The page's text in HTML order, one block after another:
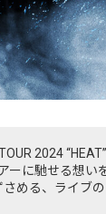
2024
ーに馳せる想
める、ライブ